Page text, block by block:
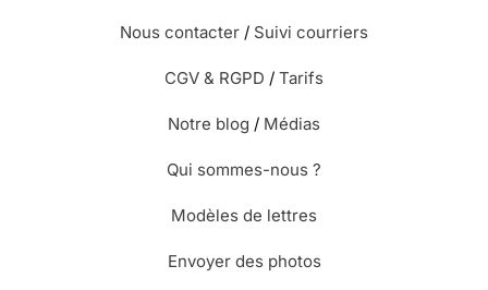
Nous contacter / Suivi courriers
CGV & RGPD / Tarifs
Notre blog / Médias
Qui sommes-nous ?
Modèles de lettres
Envoyer des photos